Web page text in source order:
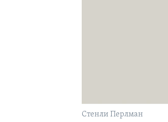
Стенли Перлман